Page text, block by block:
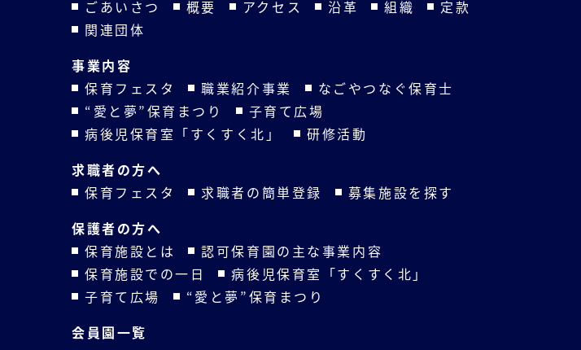
ごあいさつ
概要 アクセス 沿革 組織
定款
関連団体
事業内容
保育フェスタ
職業紹介事業
なごやつなぐ保育士
“愛と夢”保育まつり
子育て広場
病後児保育室「すくすく北」
研修活動
求職者の方へ
保育フェスタ
求職者の簡単登録
募集施設を探す
保護者の方へ
保育施設とは
認可保育園の主な事業内容
保育施設での一日
病後児保育室「すくすく北」
子育て広場
“愛と夢”保育まつり
会員園一覧